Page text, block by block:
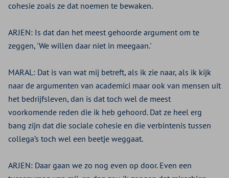
cohesie zoals ze dat noemen te bewaken.
ARJEN: Is dat dan het meest gehoorde argument om te
zeggen, 'We willen daar niet in meegaan.'
MARAL: Dat is van wat mij betreft, als ik zie naar, als ik kijk
naar de argumenten van academici maar ook van mensen uit
het bedrijfsleven, dan is dat toch wel de meest
voorkomende reden die ik heb gehoord. Dat ze heel erg
bang zijn dat die sociale cohesie en die verbintenis tussen
collega’s toch wel een beetje weggaat.
ARJEN: Daar gaan we zo nog even op door. Even een